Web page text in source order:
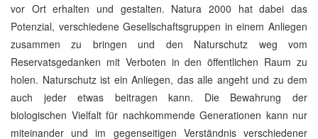
vor Ort erhalten und gestalten. Natura 2000 hat dabei das
Potenzial, verschiedene Gesellschaftsgruppen in einem Anliegen
zusammen zu bringen und den Naturschutz weg vom
Reservatsgedanken mit Verboten in den öffentlichen Raum zu
holen. Naturschutz ist ein Anliegen, das alle angeht und zu dem
auch jeder etwas beitragen kann. Die Bewahrung der
biologischen Vielfalt für nachkommende Generationen kann nur
miteinander und im gegenseitigen Verständnis verschiedener